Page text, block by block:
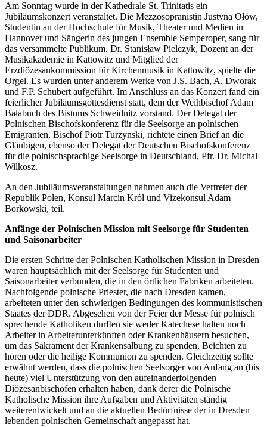
Am Sonntag wurde in der Kathedrale St. Trinitatis ein
Jubiläumskonzert veranstaltet. Die Mezzosopranistin Justyna Ołów,
Studentin an der Hochschule für Musik, Theater und Medien in
Hannover und Sängerin des jungen Ensemble Semperoper, sang für
das versammelte Publikum. Dr. Stanisław Pielczyk, Dozent an der
Musikakademie in Kattowitz und Mitglied der
Erzdiözesankommission für Kirchenmusik in Kattowitz, spielte die
Orgel. Es wurden unter anderem Werke von J.S. Bach, A. Dworak
und F.P. Schubert aufgeführt. Im Anschluss an das Konzert fand ein
feierlicher Jubiläumsgottesdienst statt, dem der Weihbischof Adam
Bałabuch des Bistums Schweidnitz vorstand. Der Delegat der
Polnischen Bischofskonferenz für die Seelsorge an polnischen
Emigranten, Bischof Piotr Turzynski, richtete einen Brief an die
Gläubigen, ebenso der Delegat der Deutschen Bischofskonferenz
für die polnischsprachige Seelsorge in Deutschland, Pfr. Dr. Michał
Wilkosz.
An den Jubiläumsveranstaltungen nahmen auch die Vertreter der
Republik Polen, Konsul Marcin Król und Vizekonsul Adam
Borkowski, teil.
Anfänge der Polnischen Mission mit Seelsorge für Studenten
und Saisonarbeiter
Die ersten Schritte der Polnischen Katholischen Mission in Dresden
waren hauptsächlich mit der Seelsorge für Studenten und
Saisonarbeiter verbunden, die in den örtlichen Fabriken arbeiteten.
Nachfolgende polnische Priester, die nach Dresden kamen,
arbeiteten unter den schwierigen Bedingungen des kommunistischen
Staates der DDR. Abgesehen von der Feier der Messe für polnisch
sprechende Katholiken durften sie weder Katechese halten noch
Arbeiter in Arbeiterunterkünften oder Krankenhäusern besuchen,
um das Sakrament der Krankensalbung zu spenden, Beichten zu
hören oder die heilige Kommunion zu spenden. Gleichzeitig sollte
erwähnt werden, dass die polnischen Seelsorger von Anfang an (bis
heute) viel Unterstützung von den aufeinanderfolgenden
Diözesanbischöfen erhalten haben, dank derer die Polnische
Katholische Mission ihre Aufgaben und Aktivitäten ständig
weiterentwickelt und an die aktuellen Bedürfnisse der in Dresden
lebenden polnischen Gemeinschaft angepasst hat.